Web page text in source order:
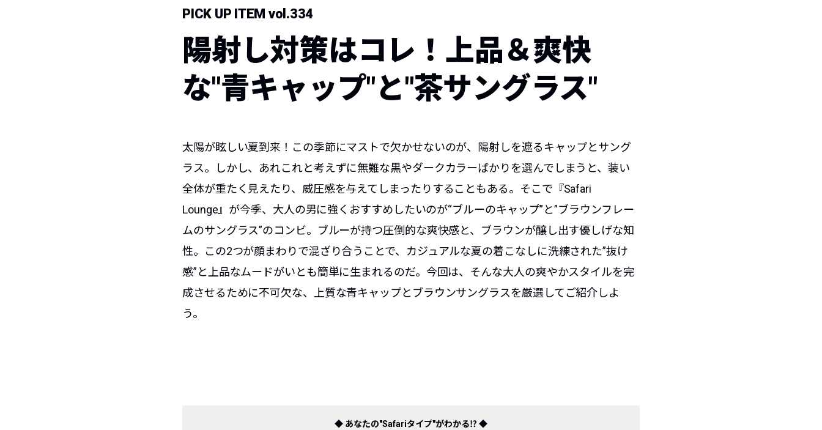
PICK UP ITEM vol.334
陽射し対策はコレ！上品＆爽快
な"青キャップ"と"茶サングラス"
太陽が眩しい夏到来！この季節にマストで欠かせないのが、陽射しを遮るキャップとサング
ラス。しかし、あれこれと考えずに無難な黒やダークカラーばかりを選んでしまうと、装い
全体が重たく見えたり、威圧感を与えてしまったりすることもある。そこで『Safari
Lounge』が今季、大人の男に強くおすすめしたいのが“ブルーのキャップ”と”ブラウンフレー
ムのサングラス”のコンビ。ブルーが持つ圧倒的な爽快感と、ブラウンが醸し出す優しげな知
性。この2つが顔まわりで混ざり合うことで、カジュアルな夏の着こなしに洗練された”抜け
感”と上品なムードがいとも簡単に生まれるのだ。今回は、そんな大人の爽やかスタイルを完
成させるために不可欠な、上質な青キャップとブラウンサングラスを厳選してご紹介しよ
う。
◆ あなたの"Safariタイプ"がわかる⁉︎ ◆